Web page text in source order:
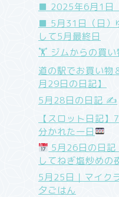
■ 2025年6月1日
■ 5月31日（日）
して5月最終日
🏋️ ジムからの買い
道の駅でお買い物
月29日の日記】
5月28日の日記 ✍️
【スロット日記
分かれた一日
5月26日の日記
してねぎ塩炒めの
5月25日｜マイク
夕ごはん